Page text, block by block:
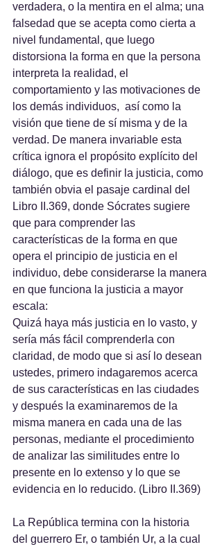
verdadera, o la mentira en el alma; una
falsedad que se acepta como cierta a
nivel fundamental, que luego
distorsiona la forma en que la persona
interpreta la realidad, el
comportamiento y las motivaciones de
los demás individuos,  así como la
visión que tiene de sí misma y de la
verdad. De manera invariable esta
crítica ignora el propósito explícito del
diálogo, que es definir la justicia, como
también obvia el pasaje cardinal del
Libro II.369, donde Sócrates sugiere
que para comprender las
características de la forma en que
opera el principio de justicia en el
individuo, debe considerarse la manera
en que funciona la justicia a mayor
escala:
Quizá haya más justicia en lo vasto, y
sería más fácil comprenderla con
claridad, de modo que si así lo desean
ustedes, primero indagaremos acerca
de sus características en las ciudades
y después la examinaremos de la
misma manera en cada una de las
personas, mediante el procedimiento
de analizar las similitudes entre lo
presente en lo extenso y lo que se
evidencia en lo reducido. (Libro II.369)
La República termina con la historia
del guerrero Er, o también Ur, a la cual